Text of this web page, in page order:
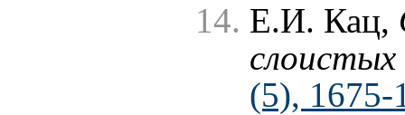
Е.И. Кац,
(5), 1675-